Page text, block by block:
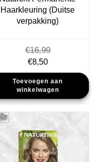
Haarkleuring (Duitse
verpakking)
€16,99
Oorspronkelijke
prijs
was:
€16,99.
€8,50Huidige
prijs
is:
€8,50.
Toevoegen aan
winkelwagen